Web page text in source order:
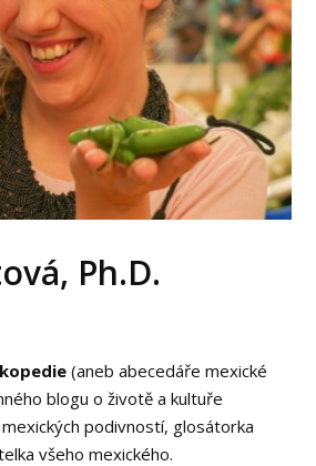
Ph.D.
(aneb abecedáře mexické
blogu o životě a kultuře
podivností, glosátorka
všeho mexického.